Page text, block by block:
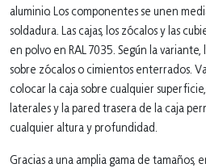
aluminio. Los componentes se unen
soldadura. Las cajas, los zócalos y las
en polvo en RAL 7035. Según la
sobre zócalos o cimientos enterrados.
colocar la caja sobre cualquier
laterales y la pared trasera de la caja
cualquier altura y profundidad.
Gracias a una amplia gama de tamaños,